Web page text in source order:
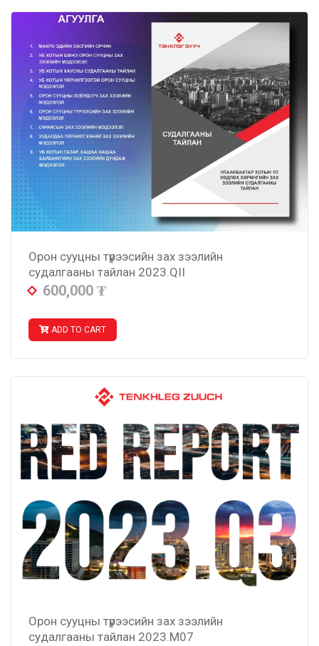
Орон сууцны түрээсийн зах зээлийн
судалгааны тайлан 2023.QII
600,000 ₮
ADD TO CART
Орон сууцны түрээсийн зах зээлийн
судалгааны тайлан 2023.M07